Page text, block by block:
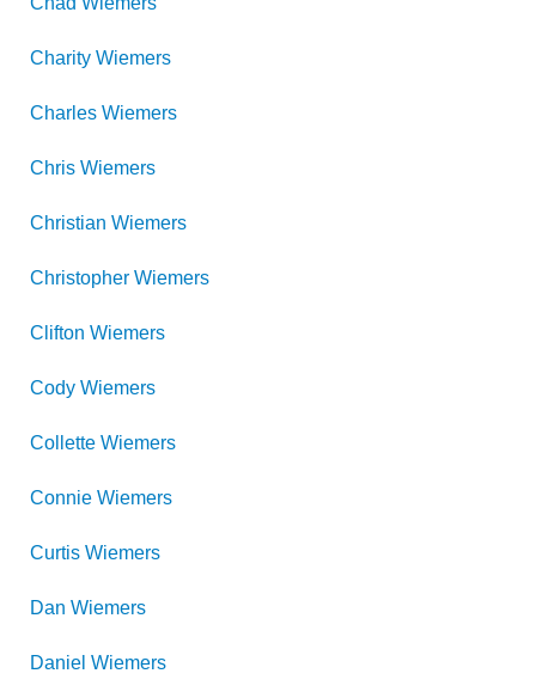
Charity Wiemers
Charles Wiemers
Chris Wiemers
Christian Wiemers
Christopher Wiemers
Clifton Wiemers
Cody Wiemers
Collette Wiemers
Connie Wiemers
Curtis Wiemers
Dan Wiemers
Daniel Wiemers